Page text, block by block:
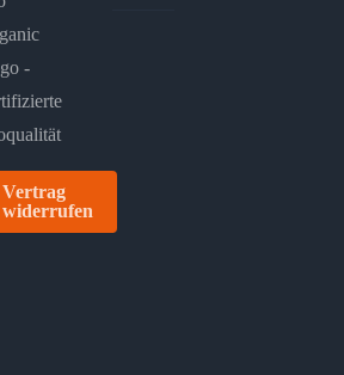
Vertrag
widerrufen